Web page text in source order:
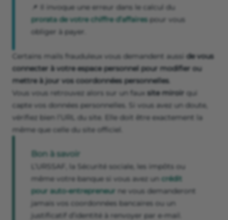
📌 Il invoque une erreur dans le calcul du
prorata de votre chiffre d’affaires pour vous
obliger à payer.
Certains mails frauduleux vous demandent aussi de vous
connecter à votre espace personnel pour modifier ou
mettre à jour vos coordonnées personnelles.
Vous vous retrouvez alors sur un faux site miroir qui
capte vos données personnelles. Si vous avez un doute,
vérifiez bien l’URL du site. Elle doit être exactement la
même que celle du site officiel.
Bon à savoir
L’URSSAF, la Sécurité sociale, les impôts ou
même votre banque si vous avez un crédit
pour auto-entrepreneur ne vous demanderont
jamais vos coordonnées bancaires ou un
justificatif d’identité à renvoyer par e-mail.